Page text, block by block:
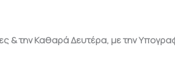
& την Καθαρά Δευτέρα, με την